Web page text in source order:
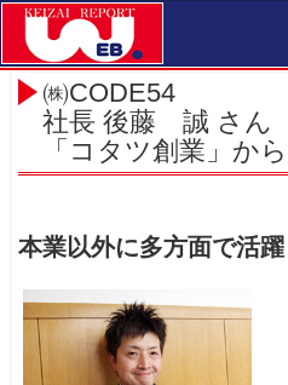
㈱CODE54
社長 後藤 誠 さん
「コタツ創業」か
本業以外に多方面で活躍